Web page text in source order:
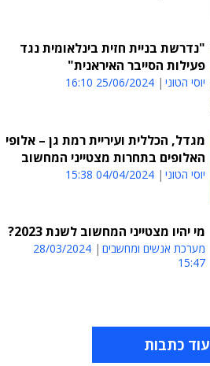
"נדרשת בניית חזית בינלאומית נגד
פעילות הסייבר האיראנית"
יוסי הטוני 25/06/2024 16:10
מגדל, הכללית ועיריית רמת גן – אלופי
האלופים בתחרות מצטייני המחשוב
יוסי הטוני 04/04/2024 15:38
מי יהיו מצטייני המחשוב לשנת 2023?
מערכת אנשים ומחשבים
28/03/2024
15:47
עוד כתבות